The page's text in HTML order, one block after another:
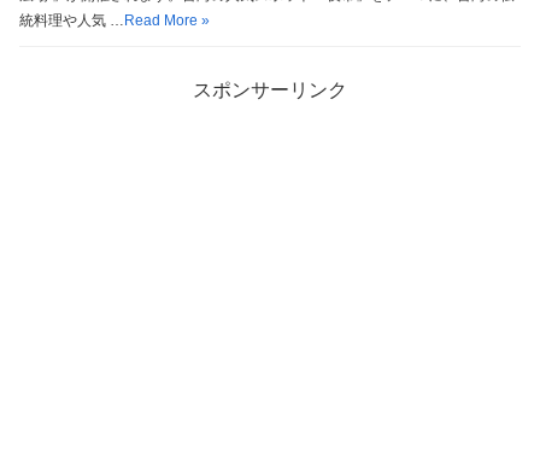
統料理や人気 … Read More »
スポンサーリンク